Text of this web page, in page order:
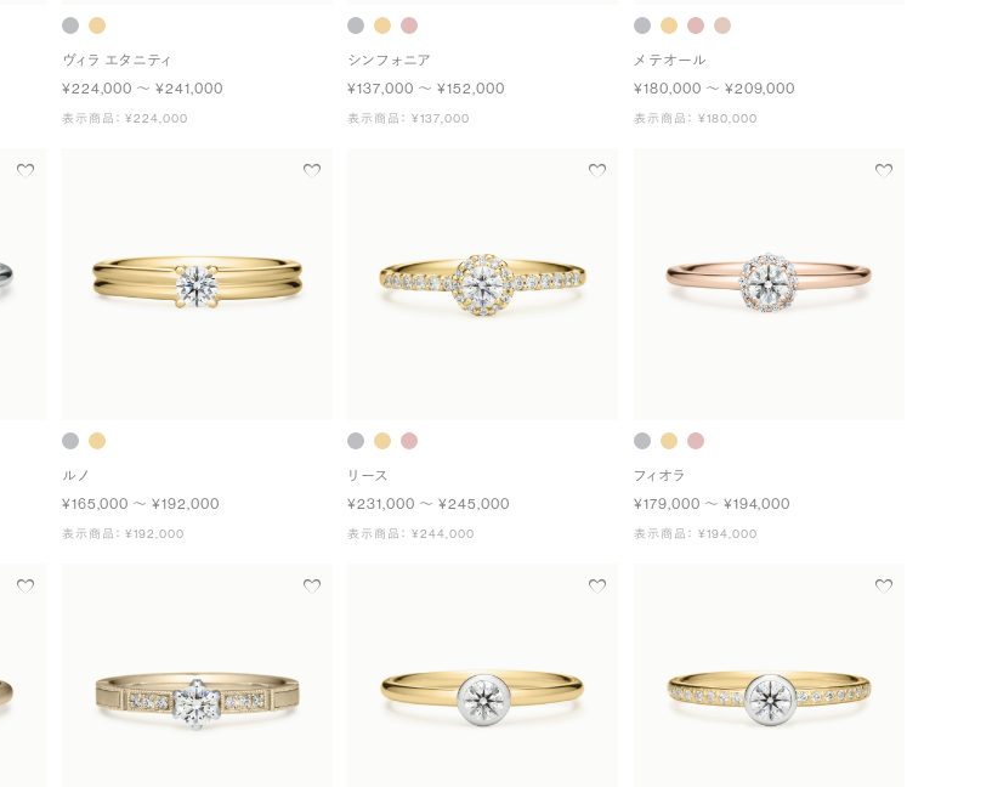
ヴィラ エタニティ
¥224,000 〜 ¥241,000
表示商品： ¥224,000
シンフォニア
¥137,000 〜 ¥152,000
表示商品： ¥137,000
メテオール
¥180,000 〜 ¥209,000
表示商品： ¥180,000
ルノ
¥165,000 〜 ¥192,000
表示商品： ¥192,000
リース
¥231,000 〜 ¥245,000
表示商品： ¥244,000
フィオラ
¥179,000 〜 ¥194,000
表示商品： ¥194,000